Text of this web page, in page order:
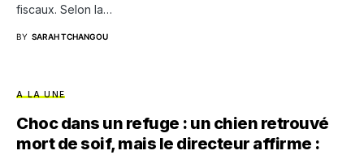
fiscaux. Selon la…
BY SARAH TCHANGOU
A LA UNE
Choc dans un refuge : un chien retrouvé
mort de soif, mais le directeur affirme :